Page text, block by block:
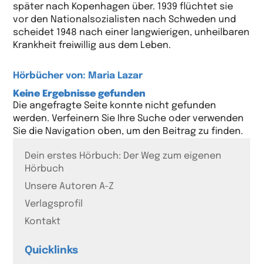
später nach Kopenhagen über. 1939 flüchtet sie
vor den Nationalsozialisten nach Schweden und
scheidet 1948 nach einer langwierigen, unheilbaren
Krankheit freiwillig aus dem Leben.
Hörbücher von: Maria Lazar
Keine Ergebnisse gefunden
Die angefragte Seite konnte nicht gefunden
werden. Verfeinern Sie Ihre Suche oder verwenden
Sie die Navigation oben, um den Beitrag zu finden.
Dein erstes Hörbuch: Der Weg zum eigenen
Hörbuch
Unsere Autoren A-Z
Verlagsprofil
Kontakt
Quicklinks